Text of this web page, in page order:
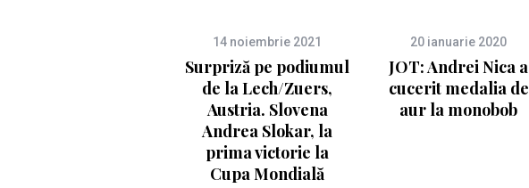
14 noiembrie 2021
Surpriză pe podiumul
de la Lech/Zuers,
Austria. Slovena
Andrea Slokar, la
prima victorie la
Cupa Mondială
20 ianuarie 2020
JOT: Andrei Nica a
cucerit medalia de
aur la monobob